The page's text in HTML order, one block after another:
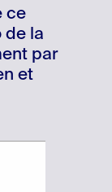
ce
de la
par
et